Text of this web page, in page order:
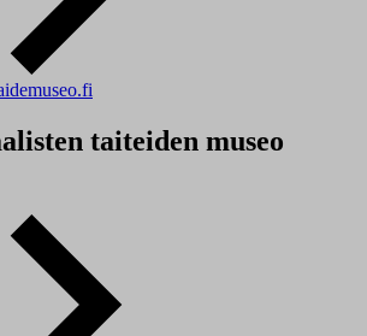
taiteiden museo